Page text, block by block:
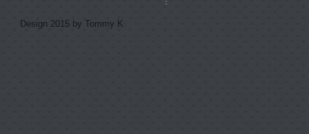
Design 2015 by Tommy K.